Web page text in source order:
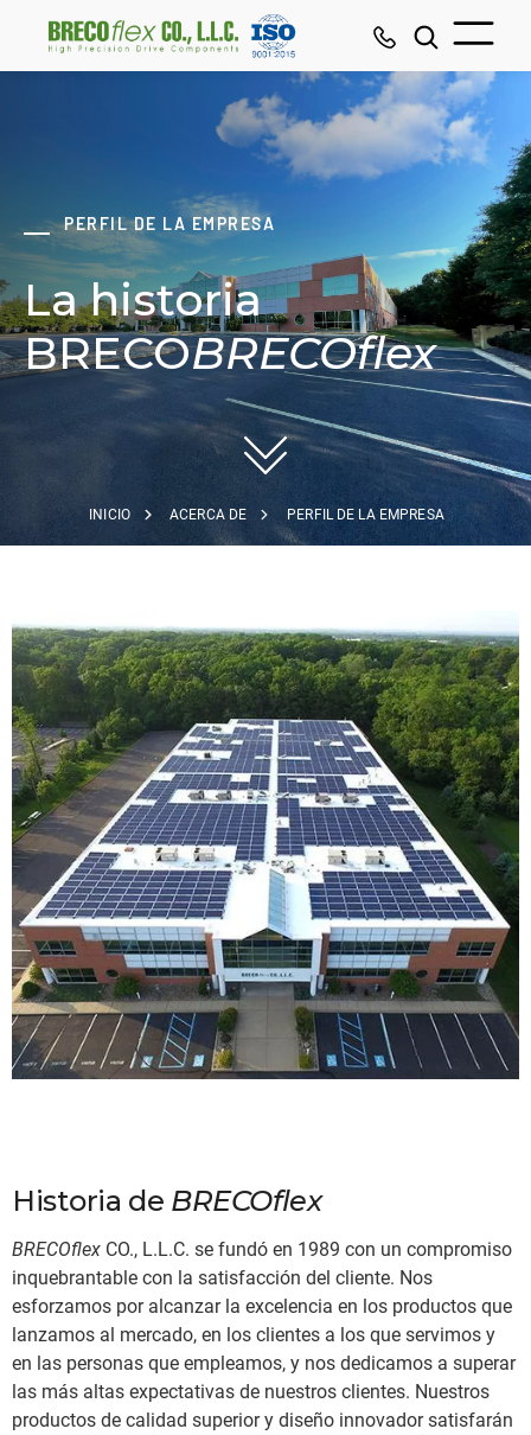
INICIO ACERCA DE PERFIL DE LA EMPRESA
PERFIL DE LA EMPRESA
La historia
BRECOBRECOflex
Historia de BRECOflex
BRECOflex CO., L.L.C. se fundó en 1989 con un compromiso
inquebrantable con la satisfacción del cliente. Nos
esforzamos por alcanzar la excelencia en los productos que
lanzamos al mercado, en los clientes a los que servimos y
en las personas que empleamos, y nos dedicamos a superar
las más altas expectativas de nuestros clientes. Nuestros
productos de calidad superior y diseño innovador satisfarán